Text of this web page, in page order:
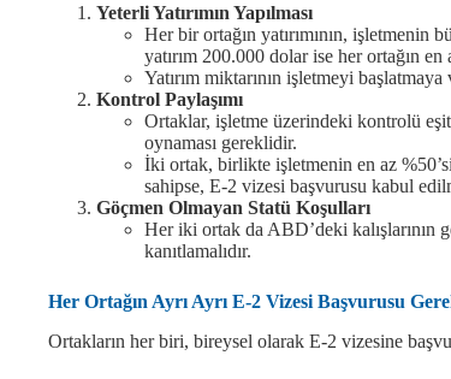
Yeterli Yatırımın Yapılması
Her bir ortağın yatırımının,
yatırım 200.000 dolar ise her ortağın
Yatırım miktarının işletmeyi
Kontrol Paylaşımı
Ortaklar, işletme üzerindeki kontrolü
oynaması gereklidir.
İki ortak, birlikte işletmenin en az
sahipse, E-2 vizesi başvurusu kabul
Göçmen Olmayan Statü Koşulları
Her iki ortak da ABD’deki kalışlarının
kanıtlamalıdır.
Her Ortağın Ayrı Ayrı E-2 Vizesi Başvurusu
Ortakların her biri, bireysel olarak E-2 vizesine